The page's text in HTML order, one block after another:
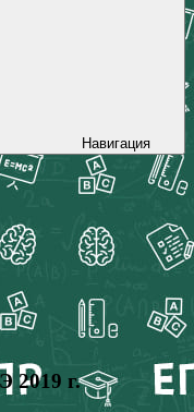
Навигация
2019 г.